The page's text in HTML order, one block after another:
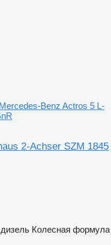
Benz Actros 5 L-
2-Achser SZM 1845
дизель Колесная формула